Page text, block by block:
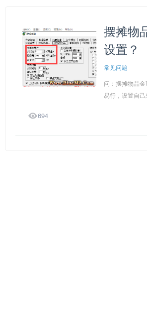
摆摊物
设置？
常见问题
问：摆摊物品
易行，设置自己
694